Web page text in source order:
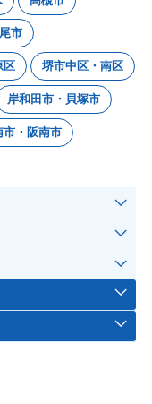
市
区 堺市中区・南区
岸和田市・貝塚市
市・阪南市